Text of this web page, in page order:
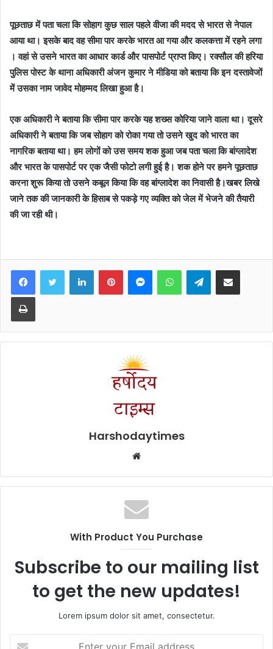
पूछताछ में पता चला कि सोहाग कुछ साल पहले वीजा की मदद से भारत से नेपाल
आया था। इसके बाद वह सीमा पार करके भारत आ गया और कलकत्ता में रहने लगा
। वहां से उसने भारत का आधार कार्ड और पासपोर्ट प्राप्त किए। रक्सौल की हरिया
पुलिस पोस्ट के थाना अधिकारी अंजन कुमार ने मीडिया को बताया कि इन दस्तावेजों
में उसका नाम जावेद मोहम्मद लिखा हुआ है।
एक अधिकारी ने बताया कि सीमा पार करके यह शख्स कोरिया जाने वाला था। दूसरे
अधिकारी ने बताया कि जब सोहाग को रोका गया तो उसने खुद को भारत का
नागरिक बताया था। हम लोगों को उस समय शक हुआ जब पता चला कि बांग्लादेश
और भारत के पासपोर्ट पर एक जैसी फोटो लगी हुई है। शक होने पर हमने पूछताछ
करना शुरू किया तो उसने कबूल किया कि वह बांग्लादेश का निवासी है।खबर लिखे
जाने तक की जानकारी के हिसाब से पकड़े गए व्यक्ति को जेल में भेजने की तैयारी
की जा रही थी।
FacebookTwitter LinkedInPinterestMessengerWhatsAppTelegramShare via Email
Print
Harshodaytimes
Website
With Product You Purchase
Subscribe to our mailing list
to get the new updates!
Lorem ipsum dolor sit amet, consectetur.